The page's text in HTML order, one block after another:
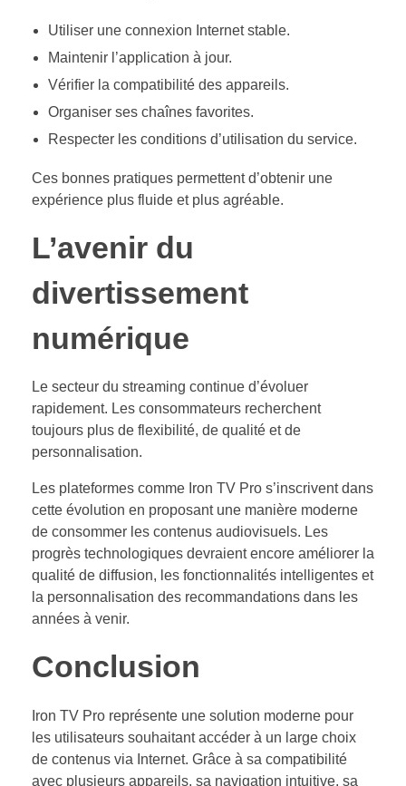
Utiliser une connexion Internet stable.
Maintenir l’application à jour.
Vérifier la compatibilité des appareils.
Organiser ses chaînes favorites.
Respecter les conditions d’utilisation du service.
Ces bonnes pratiques permettent d’obtenir une
expérience plus fluide et plus agréable.
L’avenir du
divertissement
numérique
Le secteur du streaming continue d’évoluer
rapidement. Les consommateurs recherchent
toujours plus de flexibilité, de qualité et de
personnalisation.
Les plateformes comme Iron TV Pro s’inscrivent dans
cette évolution en proposant une manière moderne
de consommer les contenus audiovisuels. Les
progrès technologiques devraient encore améliorer la
qualité de diffusion, les fonctionnalités intelligentes et
la personnalisation des recommandations dans les
années à venir.
Conclusion
Iron TV Pro représente une solution moderne pour
les utilisateurs souhaitant accéder à un large choix
de contenus via Internet. Grâce à sa compatibilité
avec plusieurs appareils, sa navigation intuitive, sa